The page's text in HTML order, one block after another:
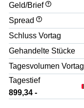
Geld/Brief
Spread
Schluss Vortag
Gehandelte Stücke
Tagesvolumen Vortag
Tagestief
899,34 -